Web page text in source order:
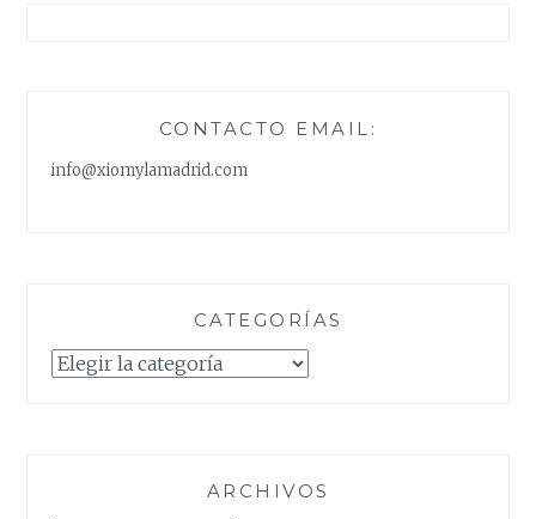
CONTACTO EMAIL:
info@xiomylamadrid.com
CATEGORÍAS
Categorías
ARCHIVOS